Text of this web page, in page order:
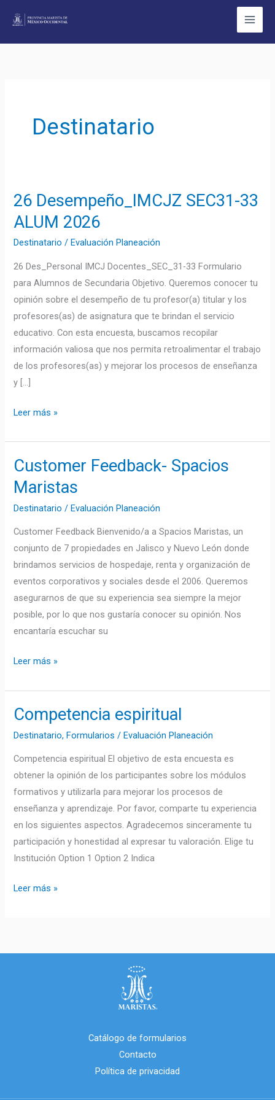
Destinatario
26 Desempeño_IMCJZ SEC31-33
ALUM 2026
Destinatario /Evaluación Planeación
26 Des_Personal IMCJ Docentes_SEC_31-33 Formulario
para Alumnos de Secundaria Objetivo. Queremos conocer tu
opinión sobre el desempeño de tu profesor(a) titular y los
profesores(as) de asignatura que te brindan el servicio
educativo. Con esta encuesta, buscamos recopilar
información valiosa que nos permita retroalimentar el trabajo
de los profesores(as) y mejorar los procesos de enseñanza
y […]
26
Desempeño_IMCJZ
SEC31-
33
ALUM
2026
Leer más »
Customer Feedback- Spacios
Maristas
Destinatario /Evaluación Planeación
Customer Feedback Bienvenido/a a Spacios Maristas, un
conjunto de 7 propiedades en Jalisco y Nuevo León donde
brindamos servicios de hospedaje, renta y organización de
eventos corporativos y sociales desde el 2006. Queremos
asegurarnos de que su experiencia sea siempre la mejor
posible, por lo que nos gustaría conocer su opinión. Nos
encantaría escuchar su
Customer
Feedback-
Spacios
Maristas
Leer más »
Competencia espiritual
Destinatario,Formularios /Evaluación Planeación
Competencia espiritual El objetivo de esta encuesta es
obtener la opinión de los participantes sobre los módulos
formativos y utilizarla para mejorar los procesos de
enseñanza y aprendizaje. Por favor, comparte tu experiencia
en los siguientes aspectos. Agradecemos sinceramente tu
participación y honestidad al expresar tu valoración. Elige tu
Institución Option 1 Option 2 Indica
Competencia
Leer más »
Catálogo de formularios
Contacto
Política de privacidad